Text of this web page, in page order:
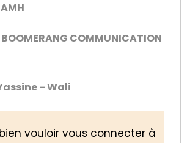
AMH
BOOMERANG COMMUNICATION
- Wali
vouloir vous connecter à